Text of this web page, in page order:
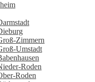
Zimmern
Umstadt
Roden
Roden